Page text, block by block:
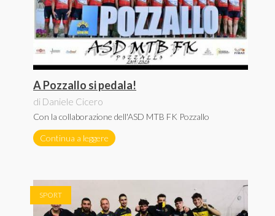
A Pozzallo si pedala!
di Daniele Cicero
Con la collaborazione dell'ASD MTB FK Pozzallo
Continua a leggere
SPORT